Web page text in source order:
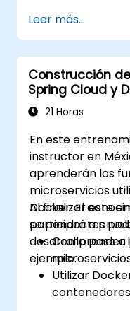
Java.
Implementar
Asegurar la
escalabilidad
Leer más...
Construcción
Spring Cloud y
21 Horas
En este
instructor en
aprenderán los
microservicios
Docker. El
se pondrá a
desarrollo paso
ejemplo.
Al finalizar este
participantes
Comprender
Utilizar